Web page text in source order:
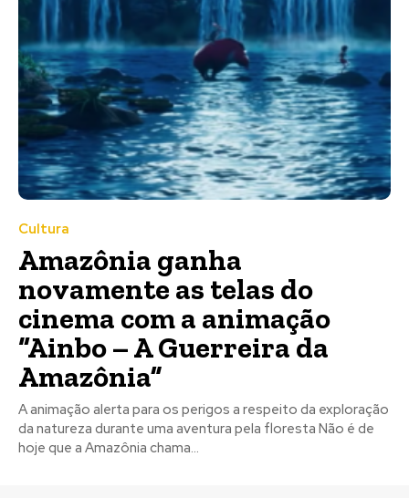
Cultura
Amazônia ganha
novamente as telas do
cinema com a animação
“Ainbo – A Guerreira da
Amazônia”
A animação alerta para os perigos a respeito da exploração
da natureza durante uma aventura pela floresta Não é de
hoje que a Amazônia chama...